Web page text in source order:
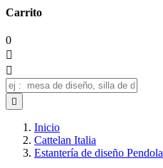
Carrito
0



Inicio
Cattelan Italia
Estantería de diseño Pendola